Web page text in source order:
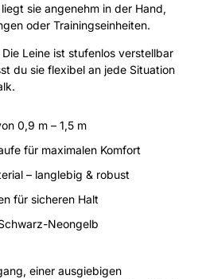
sie angenehm in der Hand,
oder Trainingseinheiten.
Die Leine ist stufenlos verstellbar
du sie flexibel an jede Situation
0,9 m – 1,5 m
für maximalen Komfort
– langlebig & robust
für sicheren Halt
Neongelb
einer ausgiebigen